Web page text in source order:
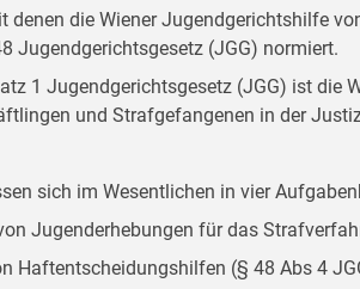
denen die Wiener Jugendgerichtshilfe
Jugendgerichtsgesetz (JGG) normiert.
1 Jugendgerichtsgesetz (JGG) ist die
und Strafgefangenen in der
sich im Wesentlichen in vier
Jugenderhebungen für das
Haftentscheidungshilfen (§ 48 Abs 4